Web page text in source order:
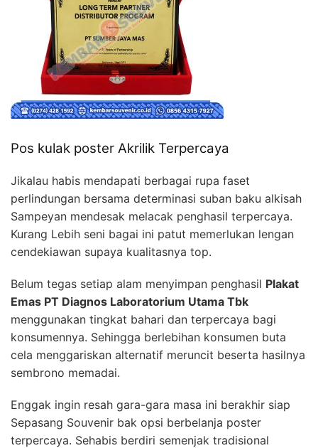
Pos kulak poster Akrilik Terpercaya
Jikalau habis mendapati berbagai rupa faset
perlindungan bersama determinasi suban baku alkisah
Sampeyan mendesak melacak penghasil terpercaya.
Kurang Lebih seni bagai ini patut memerlukan lengan
cendekiawan supaya kualitasnya top.
Belum tegas setiap alam menyimpan penghasil Plakat
Emas PT Diagnos Laboratorium Utama Tbk
menggunakan tingkat bahari dan terpercaya bagi
konsumennya. Sehingga berlebihan konsumen buta
cela menggariskan alternatif meruncit beserta hasilnya
sembrono memadai.
Enggak ingin resah gara-gara masa ini berakhir siap
Sepasang Souvenir bak opsi berbelanja poster
terpercaya. Sehabis berdiri semenjak tradisional